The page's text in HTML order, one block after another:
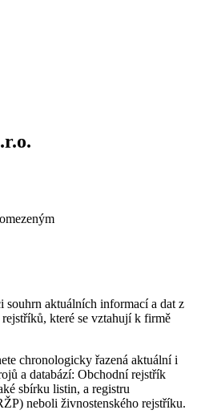
souhrn aktuálních informací a dat z
které se vztahují k firmě
chronologicky řazená aktuální i
a databází: Obchodní rejstřík
sbírku listin, a registru
neboli živnostenského rejstříku.